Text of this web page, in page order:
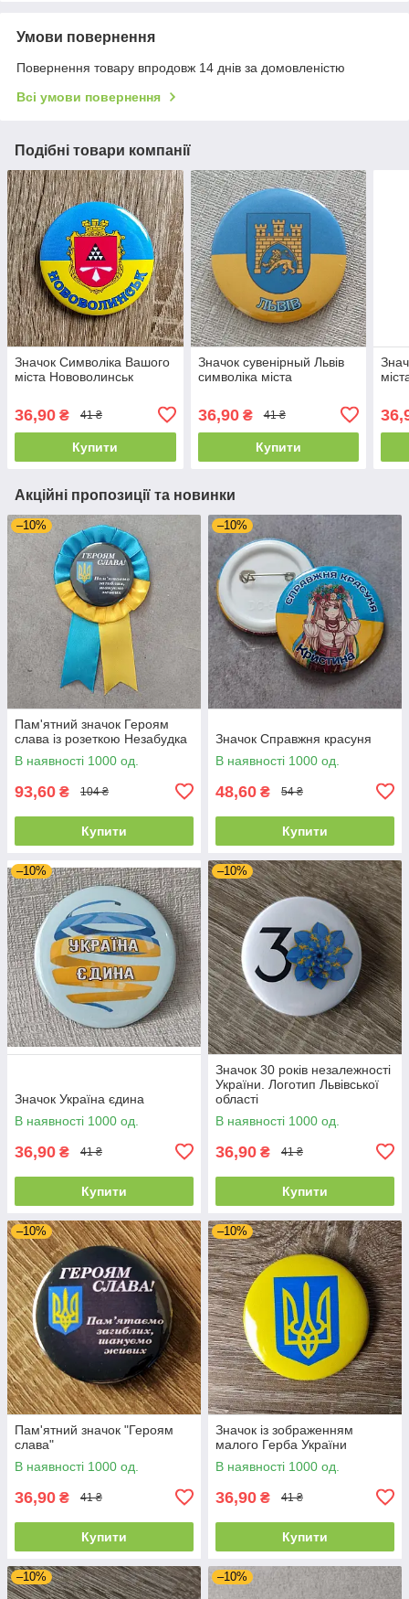
Умови повернення
Повернення товару впродовж 14 днів за домовленістю
Всі умови повернення
Подібні товари компанії
Значок Символіка Вашого
міста Нововолинськ
36,90 ₴ 41 ₴
Купити
Значок сувенірный Львів
символіка міста
36,90₴ 41 ₴
Купити
Акційні пропозиції та новинки
–10%
Пам'ятний значок Героям
слава із розеткою Незабудка
В наявності 1000 од.
93,60 ₴ 104 ₴
Купити
–10%
Значок Справжня красуня
В наявності 1000 од.
48,60 ₴ 54 ₴
Купити
–10%
Значок Україна єдина
В наявності 1000 од.
36,90 ₴ 41 ₴
Купити
–10%
Значок 30 років незалежності
України. Логотип Львівської
області
В наявності 1000 од.
36,90 ₴ 41 ₴
Купити
–10%
Пам'ятний значок "Героям
слава"
В наявності 1000 од.
36,90 ₴ 41 ₴
Купити
–10%
Значок із зображенням
малого Герба України
В наявності 1000 од.
36,90 ₴ 41 ₴
Купити
–10% –10%